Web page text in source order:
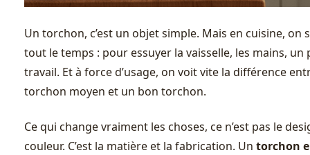
Un torchon, c’est un objet simple. Mais en cuisine, on
tout le temps : pour essuyer la vaisselle, les mains, un
travail. Et à force d’usage, on voit vite la différence
torchon moyen et un bon torchon.
Ce qui change vraiment les choses, ce n’est pas le
couleur. C’est la matière et la fabrication. Un torchon